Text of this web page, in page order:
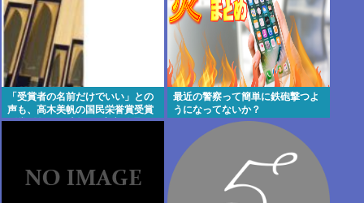
「受賞者の名前だけでいい」との
声も、高木美帆の国民栄誉賞受賞
副賞《包丁10本》に”高市総理の
最近の警察って簡単に鉄砲撃つよ
うになってないか？